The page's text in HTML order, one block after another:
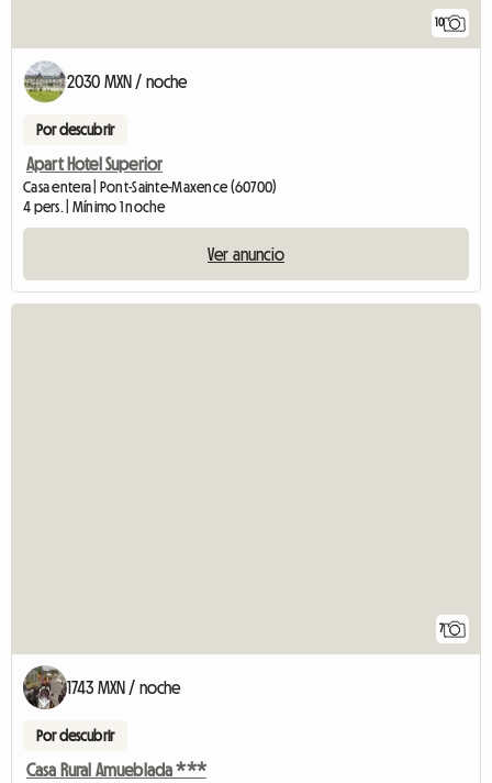
10
2030 MXN / noche
Por descubrir
Apart Hotel Superior
Casa entera | Pont-Sainte-Maxence (60700)
4 pers. | Mínimo 1 noche
Ver anuncio
7
1743 MXN / noche
Por descubrir
Casa Rural Amueblada ***